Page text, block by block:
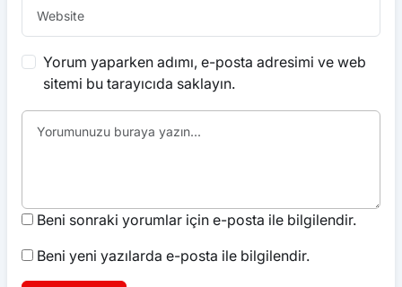
Yorum yaparken adımı, e-posta adresimi ve web
sitemi bu tarayıcıda saklayın.
Beni sonraki yorumlar için e-posta ile bilgilendir.
Beni yeni yazılarda e-posta ile bilgilendir.